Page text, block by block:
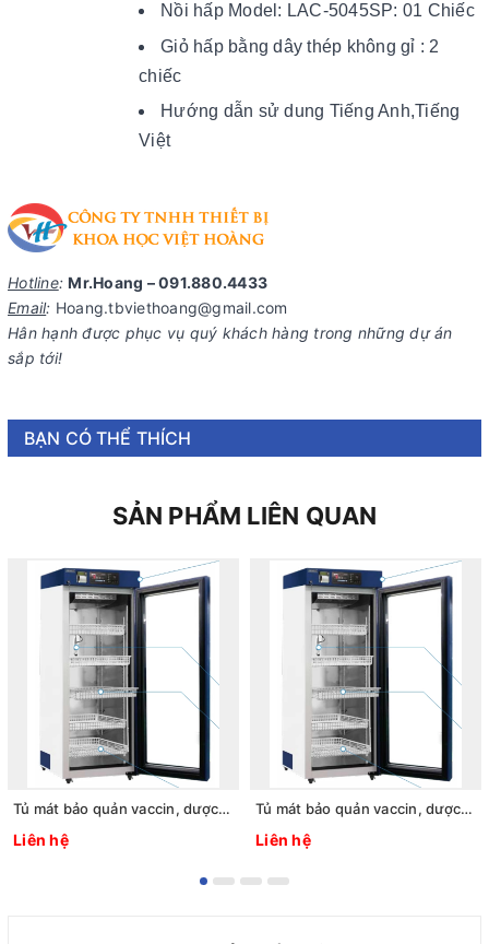
Nồi hấp Model: LAC-5045SP: 01 Chiếc
Giỏ hấp bằng dây thép không gỉ : 2
chiếc
Hướng dẫn sử dung Tiếng Anh,Tiếng
Việt
Hotline: Mr.Hoang – 091.880.4433
Email: Hoang.tbviethoang@gmail.com
Hân hạnh được phục vụ quý khách hàng trong những dự án
sắp tới!
BẠN CÓ THỂ THÍCH
SẢN PHẨM LIÊN QUAN
Tủ mát bảo quản vaccin, dược phẩm 2 ~ 8oC, 1125L, Model: LCV-204GR, Hãng: Labtech - Hàn Quốc
Liên hệ
Tủ mát bảo quản vaccin, dược phẩm 2 ~ 8oC, 612L, Model: LCV-203GR, Hãng: Labtech - Hàn Quốc
Liên hệ